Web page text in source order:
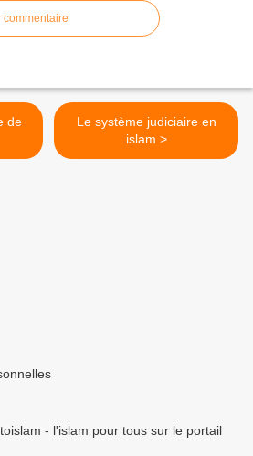
commentaire
Le système judiciaire en
islam >
- l'islam pour tous sur le portail